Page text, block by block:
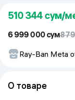
510 344 сум/
6 999 000 сум8
Ray-Ban Meta
О товаре